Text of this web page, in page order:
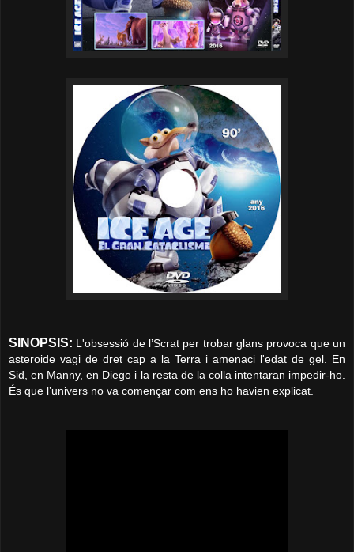
SINOPSIS: L'obsessió de l’Scrat per trobar glans provoca que un
asteroide vagi de dret cap a la Terra i amenaci l'edat de gel. En
Sid, en Manny, en Diego i la resta de la colla intentaran impedir-ho.
És que l’univers no va començar com ens ho havien explicat.